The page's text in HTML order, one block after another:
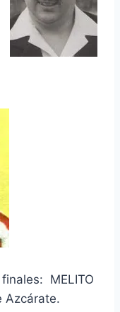
MELITO
Azcárate.